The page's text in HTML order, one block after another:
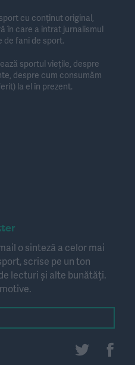
cu conținut original,
în care a intrat jurnalismul
de fani de sport.
sportul viețile, despre
despre cum consumăm
la el în prezent.
o sinteză a celor mai
scrise pe un ton
lecturi și alte bunătăți.